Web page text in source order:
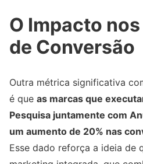
O Impacto
de Conversão
Outra métrica significativa
é que as marcas que
Pesquisa juntamente com
um aumento de 20% nas
Esse dado reforça a ideia de